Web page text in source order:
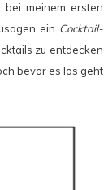
meinem ersten
ein Cocktail-
zu entdecken
bevor es los geht